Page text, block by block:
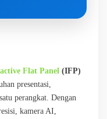
Flat Panel (IFP)
presentasi,
perangkat. Dengan
kamera AI,